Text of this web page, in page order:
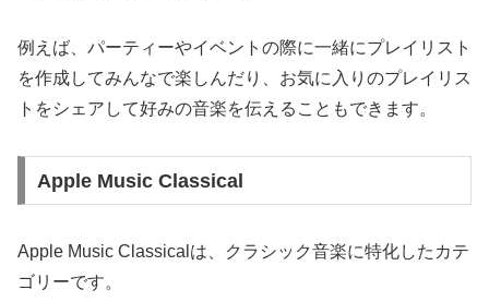
例えば、パーティーやイベントの際に一緒にプレイリスト
を作成してみんなで楽しんだり、お気に入りのプレイリス
トをシェアして好みの音楽を伝えることもできます。
Apple Music Classical
Apple Music Classicalは、クラシック音楽に特化したカテ
ゴリーです。